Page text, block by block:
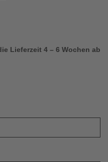
Lieferzeit 4 – 6 Wochen ab
Menge